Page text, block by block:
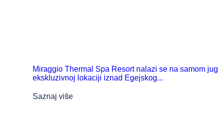
Miraggio Thermal Spa Resort nalazi se na samom
ekskluzivnoj lokaciji iznad Egejskog...
Saznaj više